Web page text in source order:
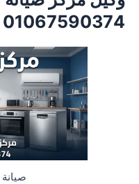
01067590374 Alaska